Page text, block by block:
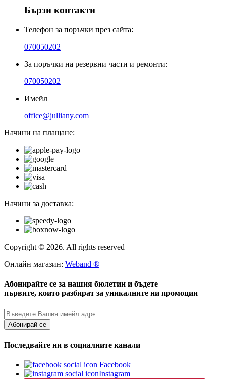
Бързи контакти
Телефон за поръчки през сайта:
070050202
За поръчки на резервни части и ремонти:
070050202
Имейл
office@julliany.com
Начини на плащане:
Начини за доставка:
Copyright © 2026. All rights reserved
Онлайн магазин: Weband ®
Абонирайте се за нашия бюлетин и бъдете
първите, които разбират за уникалните ни промоции
Абонирай се
Последвайте ни в социалните канали
Facebook
Instagram